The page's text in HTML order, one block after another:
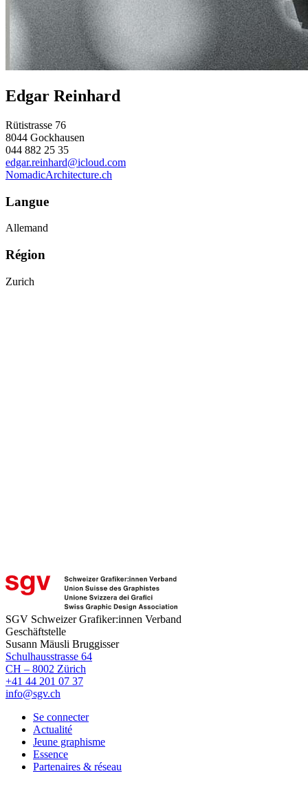
Edgar Reinhard
Rütistrasse 76
8044 Gockhausen
044 882 25 35
edgar.reinhard@icloud.com
NomadicArchitecture.ch
Langue
Allemand
Région
Zurich
SGV Schweizer Grafiker:innen Verband
Geschäftstelle
Susann Mäusli Bruggisser
Schulhausstrasse 64
CH – 8002 Zürich
+41 44 201 07 37
info@sgv.ch
Se connecter
Actualité
Jeune graphisme
Essence
Partenaires & réseau